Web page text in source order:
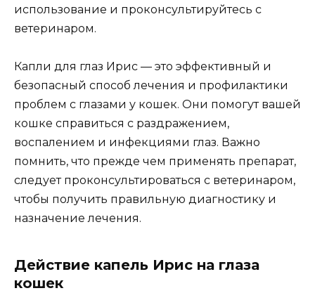
использование и проконсультируйтесь с
ветеринаром.
Капли для глаз Ирис — это эффективный и
безопасный способ лечения и профилактики
проблем с глазами у кошек. Они помогут вашей
кошке справиться с раздражением,
воспалением и инфекциями глаз. Важно
помнить, что прежде чем применять препарат,
следует проконсультироваться с ветеринаром,
чтобы получить правильную диагностику и
назначение лечения.
Действие капель Ирис на глаза
кошек